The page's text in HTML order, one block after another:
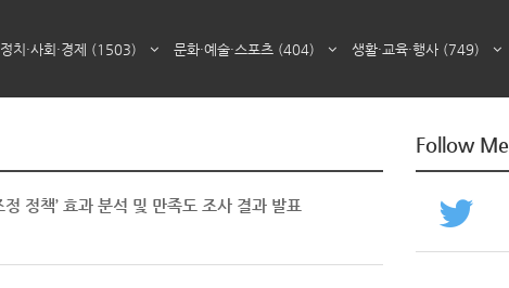
정치·사회·경제 (1503) 문화·예술·스포츠 (404) 생활·교육·행사 (749)
정책’ 효과 분석 및 만족도 조사 결과 발표
Follow Me